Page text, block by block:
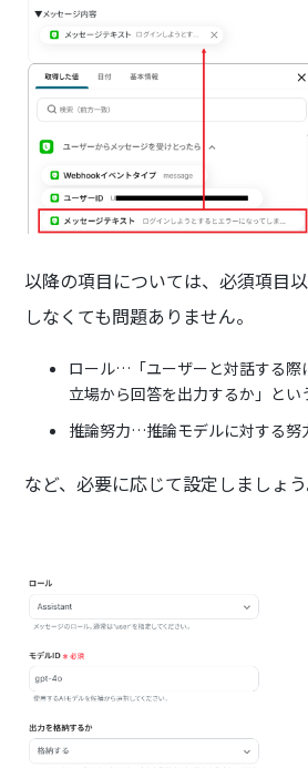
以降の項目については、必須項目
しなくても問題ありません。
ロール…「ユーザーと対話する際
立場から回答を出力するか」とい
推論努力…推論モデルに対する努
など、必要に応じて設定しましょう